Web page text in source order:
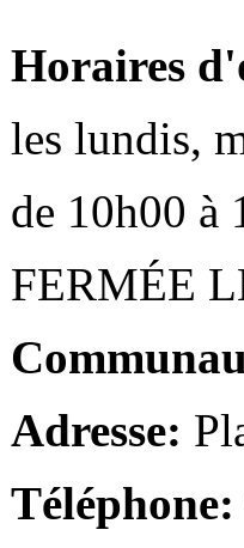
Horaires
les lundis,
de 10h00 à
FERMÉE
Adresse:
Téléphone: